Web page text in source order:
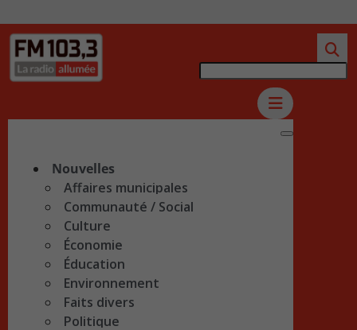
Nouvelles
Affaires municipales
Communauté / Social
Culture
Économie
Éducation
Environnement
Faits divers
Politique